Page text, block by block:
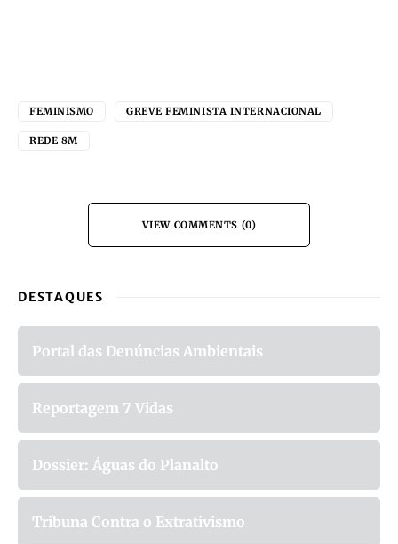
FEMINISMO GREVE FEMINISTA INTERNACIONAL
REDE 8M
VIEW COMMENTS (0)
DESTAQUES
Portal das Denúncias Ambientais
Reportagem 7 Vidas
Dossier: Águas do Planalto
Tribuna Contra o Extrativismo